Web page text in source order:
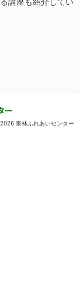
東林ふれあいセンター